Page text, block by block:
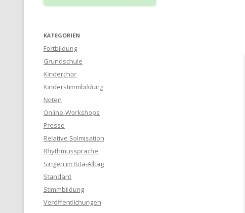
KATEGORIEN
Fortbildung
Grundschule
Kinderchor
Kinderstimmbildung
Noten
Online-Workshops
Presse
Relative Solmisation
Rhythmussprache
Singen im Kita-Alltag
Standard
Stimmbildung
Veröffentlichungen